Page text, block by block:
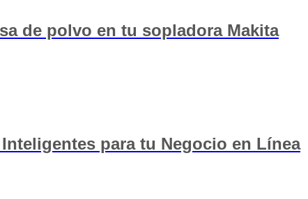
de polvo en tu sopladora Makita
para tu Negocio en Línea